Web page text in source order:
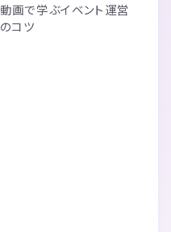
動画で学ぶイベント運営
のコツ